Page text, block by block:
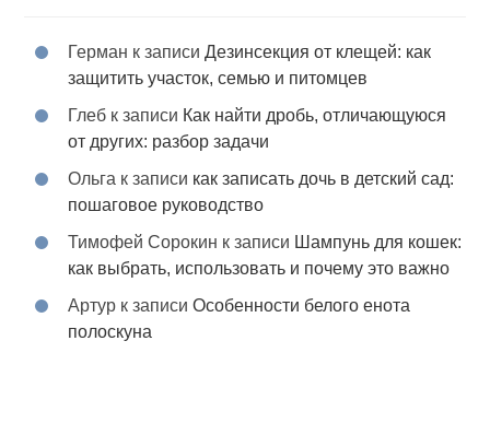
Герман к записиДезинсекция от клещей: как
защитить участок, семью и питомцев
Глеб к записи Как найти дробь, отличающуюся
от других: разбор задачи
Ольга к записи как записать дочь в детский сад:
пошаговое руководство
Тимофей Сорокин к записи Шампунь для кошек:
как выбрать, использовать и почему это важно
Артур к записиОсобенности белого енота
полоскуна